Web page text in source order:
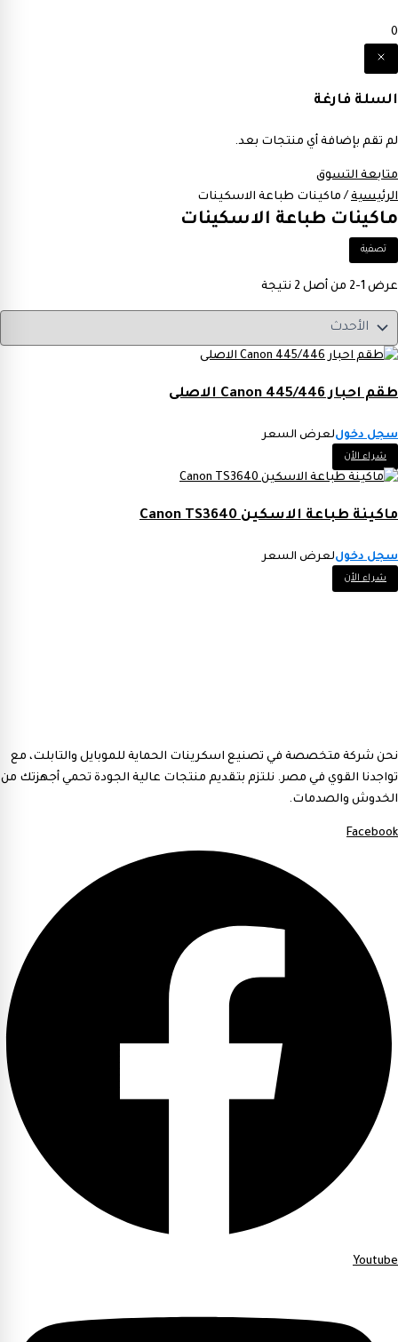
0
السلة فارغة
لم تقم بإضافة أي منتجات بعد.
متابعة التسوق
الرئيسية / ماكينات طباعة الاسكينات
ماكينات طباعة الاسكينات
تصفية
عرض 1-2 من أصل 2 نتيجة
طقم احبار Canon 445/446 الاصلى
سجل دخوللعرض السعر
شراء الأن
ماكينة طباعة الاسكين Canon TS3640
سجل دخوللعرض السعر
شراء الأن
نحن شركة متخصصة في تصنيع اسكرينات الحماية للموبايل والتابلت، مع
تواجدنا القوي في مصر. نلتزم بتقديم منتجات عالية الجودة تحمي أجهزتك من
الخدوش والصدمات.
Facebook
Youtube